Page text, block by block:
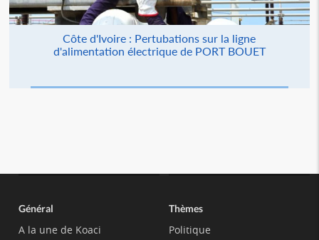
Côte d'Ivoire : Pertubations sur la ligne
d'alimentation électrique de PORT BOUET
Général
A la une de Koaci
Thèmes
Politique